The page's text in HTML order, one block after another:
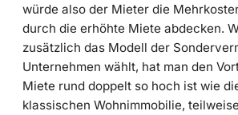
würde also der Mieter die
durch die erhöhte Miete abdecken.
zusätzlich das Modell der
Unternehmen wählt, hat man den
Miete rund doppelt so hoch ist wie
klassischen Wohnimmobilie,